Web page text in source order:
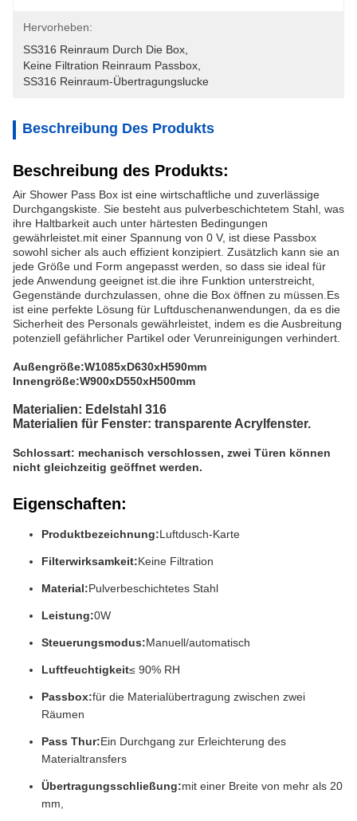
Hervorheben:
SS316 Reinraum Durch Die Box
Keine Filtration Reinraum Passbox
SS316 Reinraum-Übertragungslucke
Beschreibung Des Produkts
Beschreibung des Produkts:
Air Shower Pass Box ist eine wirtschaftliche und zuverlässige
Durchgangskiste. Sie besteht aus pulverbeschichtetem Stahl, was
ihre Haltbarkeit auch unter härtesten Bedingungen
gewährleistet.mit einer Spannung von 0 V, ist diese Passbox
sowohl sicher als auch effizient konzipiert. Zusätzlich kann sie an
jede Größe und Form angepasst werden, so dass sie ideal für
jede Anwendung geeignet ist.die ihre Funktion unterstreicht,
Gegenstände durchzulassen, ohne die Box öffnen zu müssen.Es
ist eine perfekte Lösung für Luftduschenanwendungen, da es die
Sicherheit des Personals gewährleistet, indem es die Ausbreitung
potenziell gefährlicher Partikel oder Verunreinigungen verhindert.
Außengröße:W1085xD630xH590mm
Innengröße:W900xD550xH500mm
Materialien: Edelstahl 316
Materialien für Fenster: transparente Acrylfenster.
Schlossart: mechanisch verschlossen, zwei Türen können
nicht gleichzeitig geöffnet werden.
Eigenschaften:
Produktbezeichnung:Luftdusch-Karte
Filterwirksamkeit:Keine Filtration
Material:Pulverbeschichtetes Stahl
Leistung:0W
Steuerungsmodus:Manuell/automatisch
Luftfeuchtigkeit≤ 90% RH
Passbox:für die Materialübertragung zwischen zwei
Räumen
Pass Thur:Ein Durchgang zur Erleichterung des
Materialtransfers
Übertragungsschließung:mit einer Breite von mehr als 20
mm,